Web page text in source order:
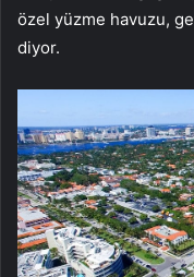
özel yüzme havuzu,
diyor.